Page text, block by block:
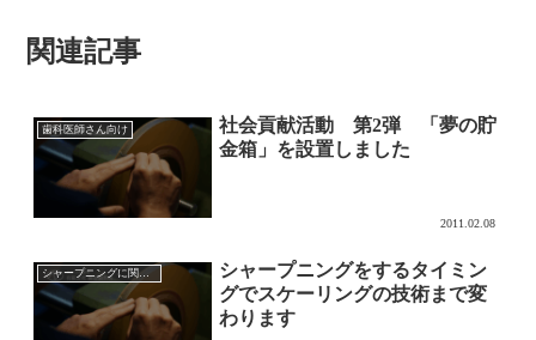
関連記事
歯科医師さん向け
社会貢献活動 第2弾 「夢の貯
金箱」を設置しました
2011.02.08
シャープニングに関して
シャープニングをするタイミン
グでスケーリングの技術まで変
わります